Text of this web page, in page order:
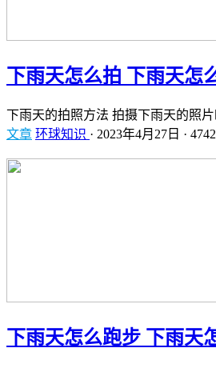
下雨天怎么拍 下雨天怎
下雨天的拍照方法 拍摄下雨天的照
文章 环球知识 · 2023年4月27日 ·
下雨天怎么跑步 下雨天